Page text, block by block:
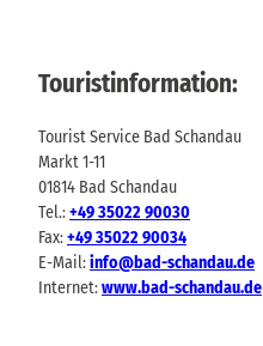
Touristinformation:
Tourist Service Bad Schandau
Markt 1-11
01814 Bad Schandau
Tel.:+49 35022 90030
Fax:+49 35022 90034
E-Mail:info@bad-schandau.de
Internet:www.bad-schandau.de